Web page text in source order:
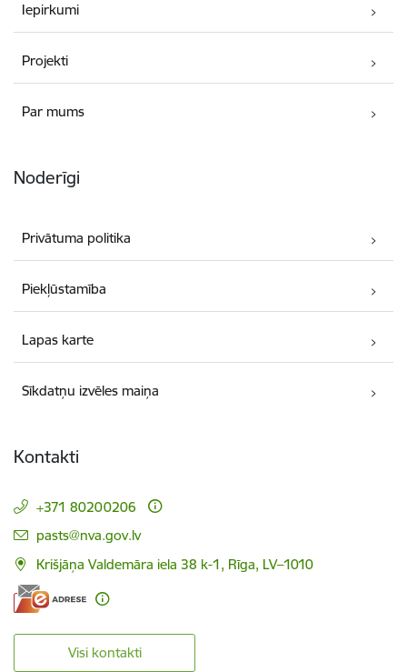
Iepirkumi
Projekti
Par mums
Noderīgi
Privātuma politika
Piekļūstamība
Lapas karte
Sīkdatņu izvēles maiņa
Kontakti
+371 80200206
E-pasts:
pasts@nva.gov.lv
Krišjāņa Valdemāra iela 38 k-1, Rīga, LV–1010
Visi kontakti